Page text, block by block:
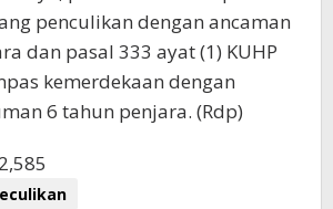
penculikan dengan ancaman
dan pasal 333 ayat (1) KUHP
kemerdekaan dengan
6 tahun penjara. (Rdp)
2,585